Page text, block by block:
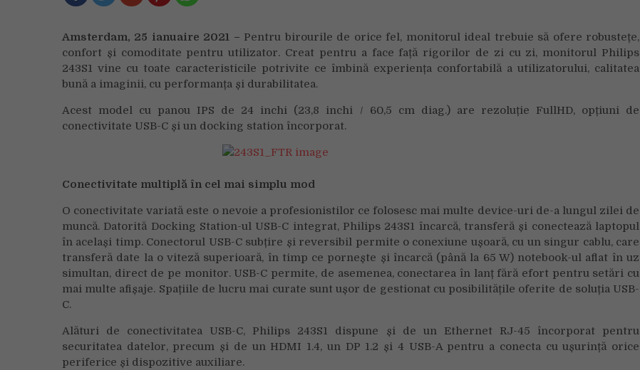
oferă
confort
și
top
Amsterdam, 25 ianuaire 2021 – Pentru birourile de orice fel, monitorul ideal trebuie să ofere robustețe,
confort și comoditate pentru utilizator. Creat pentru a face față rigorilor de zi cu zi, monitorul Philips
243S1 vine cu toate caracteristicile potrivite ce îmbină experiența confortabilă a utilizatorului, calitatea
bună a imaginii, cu performanța și durabilitatea.
Acest model cu panou IPS de 24 inchi (23,8 inchi / 60,5 cm diag.) are rezoluție FullHD, opțiuni de
conectivitate USB-C și un docking station încorporat.
Conectivitate multiplă în cel mai simplu mod
O conectivitate variată este o nevoie a profesionistilor ce folosesc mai multe device-uri de-a lungul zilei de
muncă. Datorită Docking Station-ul USB-C integrat, Philips 243S1 încarcă, transferă și conectează laptopul
în același timp. Conectorul USB-C subțire și reversibil permite o conexiune ușoară, cu un singur cablu, care
transferă date la o viteză superioară, în timp ce pornește și încarcă (până la 65 W) notebook-ul aflat în uz
simultan, direct de pe monitor. USB-C permite, de asemenea, conectarea în lanț fără efort pentru setări cu
mai multe afișaje. Spațiile de lucru mai curate sunt ușor de gestionat cu posibilitățile oferite de soluția USB-
C.
Alături de conectivitatea USB-C, Philips 243S1 dispune și de un Ethernet RJ-45 încorporat pentru
securitatea datelor, precum și de un HDMI 1.4, un DP 1.2 și 4 USB-A pentru a conecta cu ușurință orice
periferice și dispozitive auxiliare.